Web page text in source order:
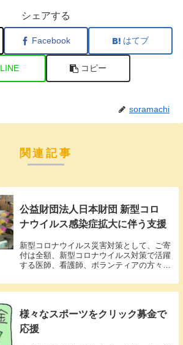
シェアする
Facebook はてブ
LINE コピー
soramachi
関連記事
公益財団法人日本財団 新型コロ
ナウイルス感染症拡大に伴う支援
新型コロナウイルス災害対策として、ご寄
付は全額、新型コロナウイルス対策で活躍
する医師、看護師、ボランティアの方々の
を応援させていただきます。
様々なスポーツをクリック募金で
応援